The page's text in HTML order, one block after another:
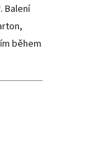
. Balení
během